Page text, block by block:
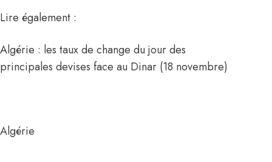
Lire également :
Algérie : les taux de change du jour des
principales devises face au Dinar (18 novembre)
Algérie